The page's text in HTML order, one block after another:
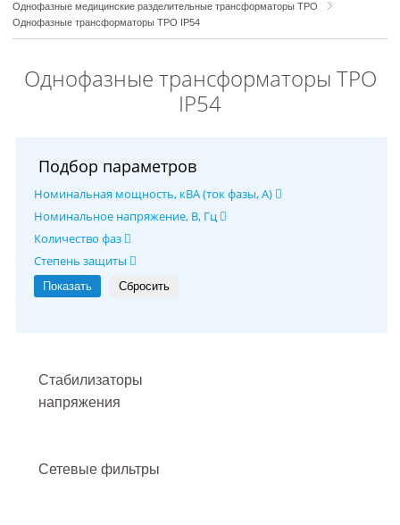
Однофазные медицинские разделительные трансформаторы ТРО
Однофазные трансформаторы ТРО IP54
Однофазные трансформаторы ТРО
IP54
Подбор параметров
Номинальная мощность, кВА (ток фазы, А)
Номинальное напряжение, В, Гц
Количество фаз
Степень защиты
Стабилизаторы
напряжения
Сетевые фильтры